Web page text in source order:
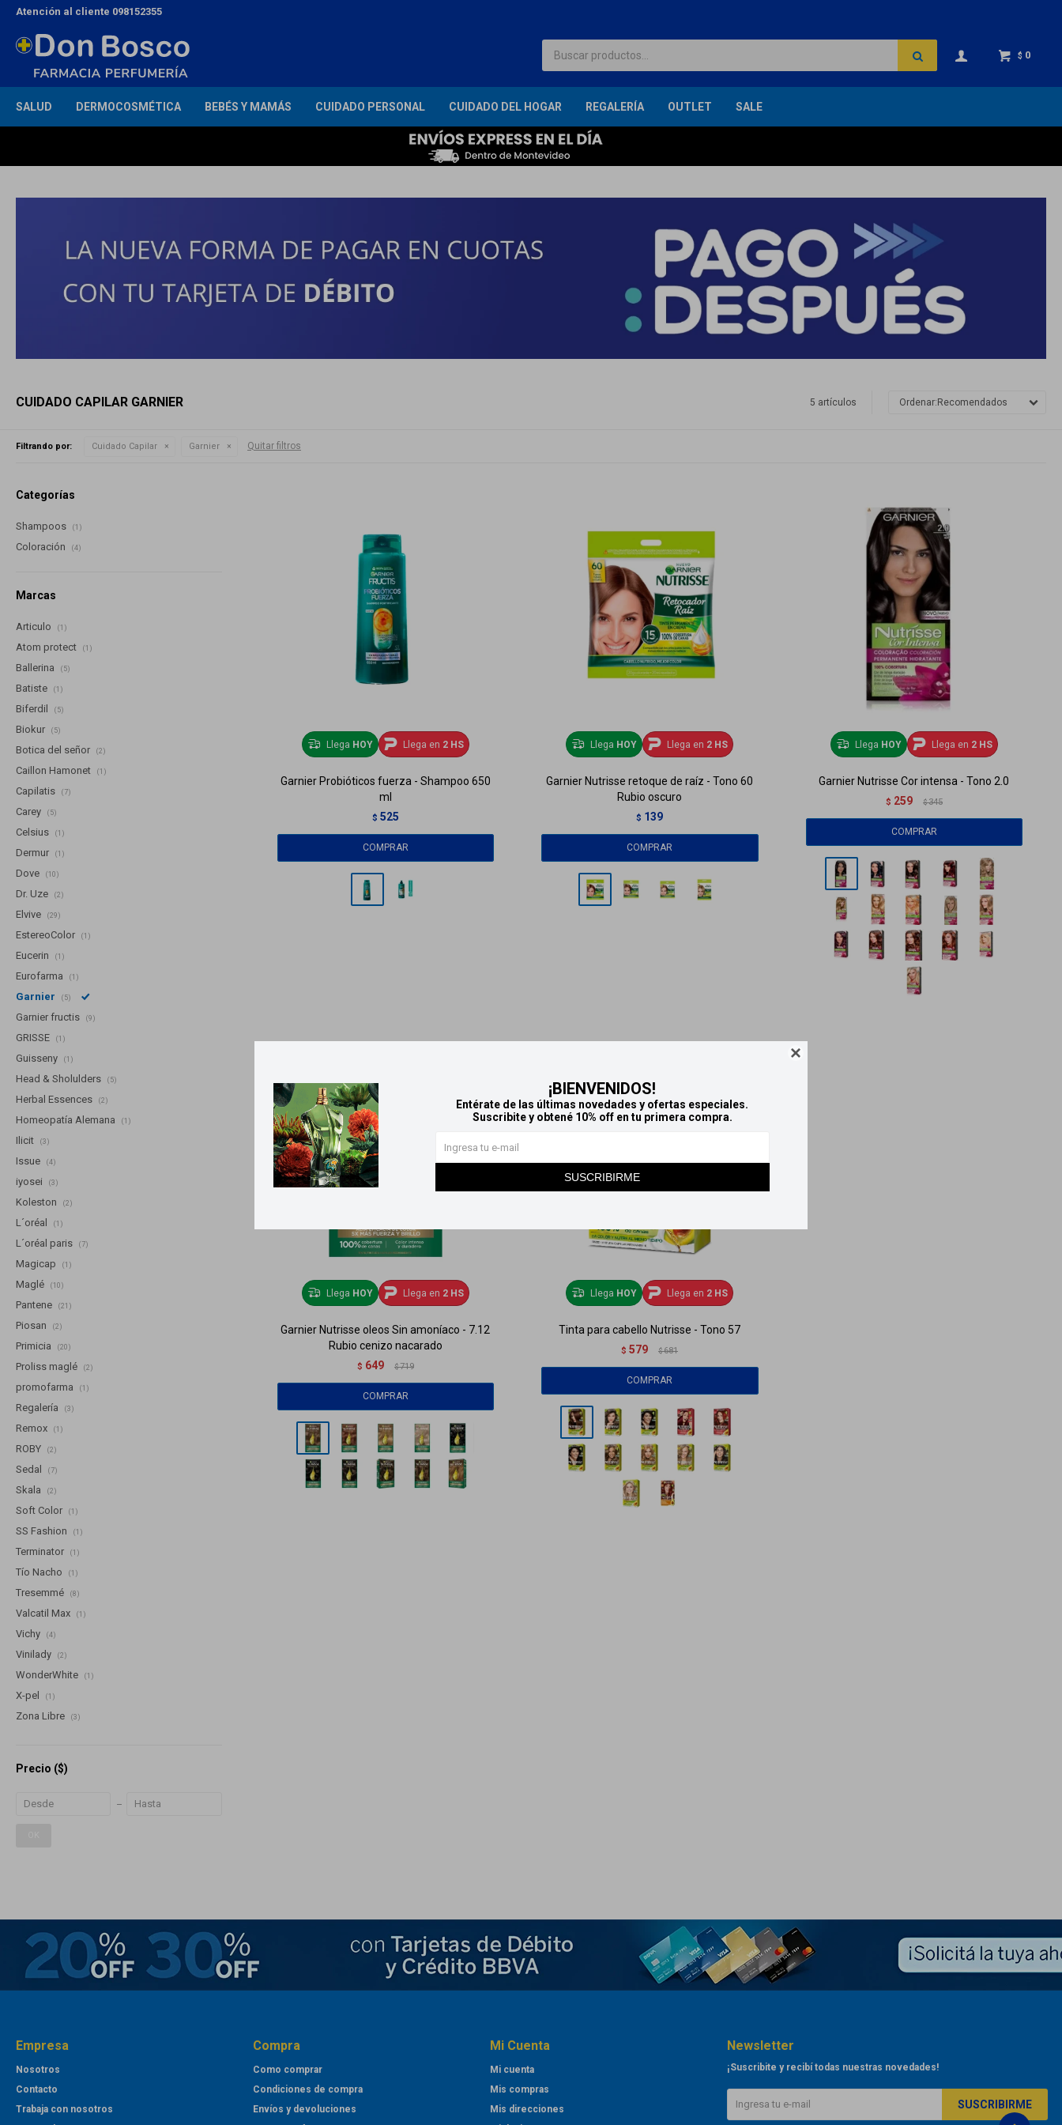

¡BIENVENIDOS!
Entérate de las últimas novedades y ofertas especiales.
Suscribite y obtené 10% off en tu primera compra.
SUSCRIBIRME
SALUD DERMOCOSMÉTICA BEBÉS Y MAMÁS CUIDADO PERSONAL CUIDADO DEL HOGAR REGALERÍA OUTLET SALE
$ 0
Atención al cliente 098152355
CUIDADO CAPILAR GARNIER 5 artículos Recomendados
Filtrando por: Cuidado Capilar Garnier Quitar filtros
Llega HOY Llega en 2 HS
Garnier Probióticos fuerza - Shampoo 650
ml
$ 525
Llega HOY Llega en 2 HS
Garnier Nutrisse retoque de raíz - Tono 60
Rubio oscuro
$ 139
Llega HOY Llega en 2 HS
Garnier Nutrisse Cor intensa - Tono 2.0
$ 259 $ 345
Llega HOY Llega en 2 HS
Garnier Nutrisse oleos Sin amoníaco - 7.12
Rubio cenizo nacarado
$ 649 $ 719
Llega HOY Llega en 2 HS
Tinta para cabello Nutrisse - Tono 57
$ 579 $ 681
Categorías
Shampoos (1)
Coloración (4)
Marcas
Articulo (1)
Atom protect (1)
Ballerina (5)
Batiste (1)
Biferdil (5)
Biokur (5)
Botica del señor (2)
Caillon Hamonet (1)
Capilatis (7)
Carey (5)
Celsius (1)
Dermur (1)
Dove (10)
Dr. Uze (2)
Elvive (29)
EstereoColor (1)
Eucerin (1)
Eurofarma (1)
Garnier (5)
Garnier fructis (9)
GRISSE (1)
Guisseny (1)
Head & Sholulders (5)
Herbal Essences (2)
Homeopatía Alemana (1)
Ilicit (3)
Issue (4)
iyosei (3)
Koleston (2)
L´oréal (1)
L´oréal paris (7)
Magicap (1)
Maglé (10)
Pantene (21)
Piosan (2)
Primicia (20)
Proliss maglé (2)
promofarma (1)
Regalería (3)
Remox (1)
ROBY (2)
Sedal (7)
Skala (2)
Soft Color (1)
SS Fashion (1)
Terminator (1)
Tío Nacho (1)
Tresemmé (8)
Valcatil Max (1)
Vichy (4)
Vinilady (2)
WonderWhite (1)
X-pel (1)
Zona Libre (3)
Precio ($)
Empresa
Nosotros
Contacto
Trabaja con nosotros
Compra
Como comprar
Condiciones de compra
Envíos y devoluciones
Mi Cuenta
Mi cuenta
Mis compras
Mis direcciones
Newsletter
¡Suscribite y recibí todas nuestras novedades!
SUSCRIBIRME